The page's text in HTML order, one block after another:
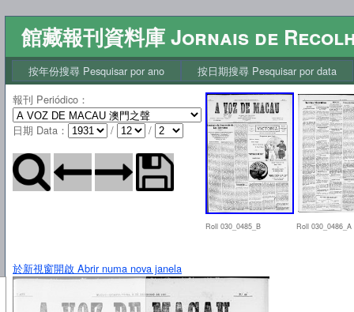
館藏報刊資料庫 Jornais de
按年份搜尋 Pesquisar por ano
按日期搜尋 Pesquisar por data
報刊 Periódico ：
日期 Data ： / /
Roll 030_0485_B Roll 030_0486_A
於新視窗開啟 Abrir numa nova janela